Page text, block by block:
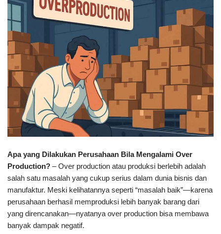
Apa yang Dilakukan Perusahaan Bila Mengalami Over
Production? – Over production atau produksi berlebih adalah
salah satu masalah yang cukup serius dalam dunia bisnis dan
manufaktur. Meski kelihatannya seperti “masalah baik”—karena
perusahaan berhasil memproduksi lebih banyak barang dari
yang direncanakan—nyatanya over production bisa membawa
banyak dampak negatif.